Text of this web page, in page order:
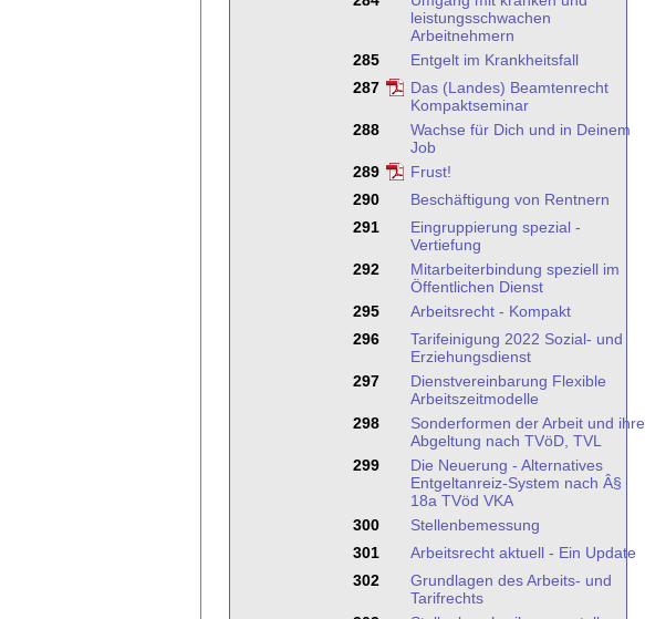
leistungsschwachen
Arbeitnehmern
285
Entgelt im Krankheitsfall
287
Das (Landes) Beamtenrecht
Kompaktseminar
288
Wachse für Dich und in Deinem
Job
289
Frust!
290
Beschäftigung von Rentnern
291
Eingruppierung spezial -
Vertiefung
292
Mitarbeiterbindung speziell im
Öffentlichen Dienst
295
Arbeitsrecht - Kompakt
296
Tarifeinigung 2022 Sozial- und
Erziehungsdienst
297
Dienstvereinbarung Flexible
Arbeitszeitmodelle
298
Sonderformen der Arbeit und ihre
Abgeltung nach TVöD, TVL
299
Die Neuerung - Alternatives
Entgeltanreiz-System nach Â§
18a TVöd VKA
300
Stellenbemessung
301
Arbeitsrecht aktuell - Ein Update
302
Grundlagen des Arbeits- und
Tarifrechts